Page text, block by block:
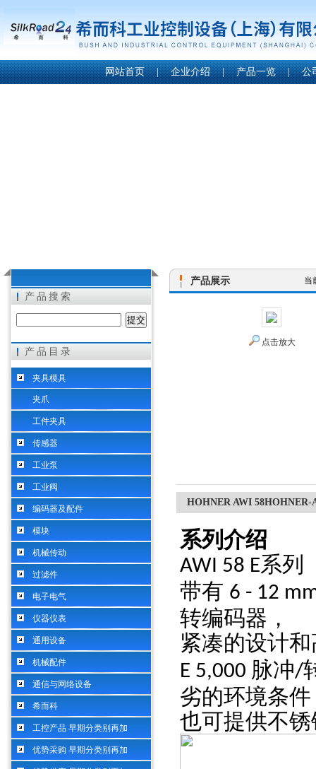
希而科工业控制设备（上海）有限公司
网站首页 | 企业介绍 | 产品一览 | 公
产品搜索
产品目录
夹具模具
夹爪
工件夹具
传感器
工业泵
工业阀
编码器及配件
模块
机械传动
过滤件
电子电气
仪器仪表
通用设备
机械配件
通信与网络设备
希而科
工控产品 早期分类别再加
优势采购 早期分类别再加
产品展示 当
点击放大
HOHNER AWI 58HOHNER-
系列介绍
AWI 58 E系列
带有 6 - 12
转编码器，
紧凑的设计
E 5,000 脉冲/
劣的环境条件
也可提供不